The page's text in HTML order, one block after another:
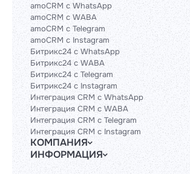
amoCRM с WhatsApp
amoCRM с WABA
amoCRM с Telegram
amoCRM с Instagram
Битрикс24 с WhatsApp
Битрикс24 с WABA
Битрикс24 с Telegram
Битрикс24 с Instagram
Интеграция CRM с WhatsApp
Интеграция CRM с WABA
Интеграция CRM с Telegram
Интеграция CRM с Instagram
КОМПАНИЯ
Блог
Гайды
ИНФОРМАЦИЯ
Официальным партнерам